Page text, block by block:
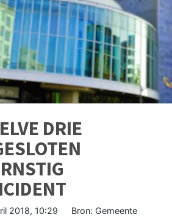
DRIE
2018, 10:29
Bron: Gemeente